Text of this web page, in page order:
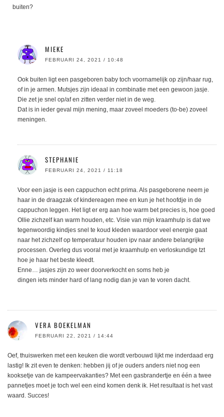
buiten?
MIEKE
FEBRUARI 24, 2021 / 10:48
Ook buiten ligt een pasgeboren baby toch voornamelijk op zijn/haar rug,
of in je armen. Mutsjes zijn ideaal in combinatie met een gewoon jasje.
Die zet je snel op/af en zitten verder niet in de weg.
Dat is in ieder geval mijn mening, maar zoveel moeders (to-be) zoveel
meningen.
STEPHANIE
FEBRUARI 24, 2021 / 11:18
Voor een jasje is een cappuchon echt prima. Als pasgeborene neem je
haar in de draagzak of kindereagen mee en kun je het hoofdje in de
cappuchon leggen. Het ligt er erg aan hoe warm bet precies is, hoe goed
Ollie zichzelf kan warm houden, etc. Visie van mijn kraamhulp is dat we
tegenwoordig kindjes snel te koud kleden waardoor veel energie gaat
naar het zichzelf op temperatuur houden ipv naar andere belangrijke
processen. Overleg dus vooral met je kraamhulp en verloskundige tzt
hoe je haar het beste kleedt.
Enne… jasjes zijn zo weer doorverkocht en soms heb je
dingen iets minder hard of lang nodig dan je van te voren dacht.
VERA BOEKELMAN
FEBRUARI 22, 2021 / 14:44
Oef, thuiswerken met een keuken die wordt verbouwd lijkt me inderdaad erg
lastig! Ik zit even te denken: hebben jij of je ouders anders niet nog een
kooksetje van de kampeervakanties? Met een gasbrandertje en één a twee
pannetjes moet je toch wel een eind komen denk ik. Het resultaat is het vast
waard. Succes!